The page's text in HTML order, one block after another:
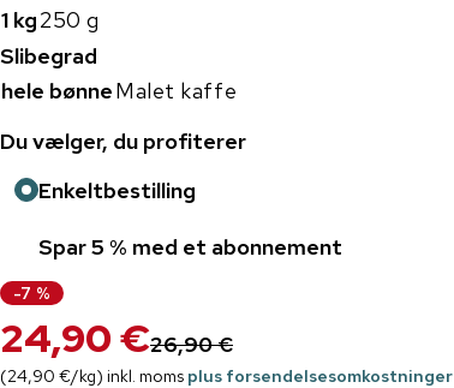
1 kg250 g
Slibegrad
hele bønneMalet kaffe
Du vælger, du profiterer
Enkeltbestilling
Spar 5 % med et abonnement
-7 %
24,90 €26,90 €
(24,90 €/kg) inkl. moms plus forsendelsesomkostninger